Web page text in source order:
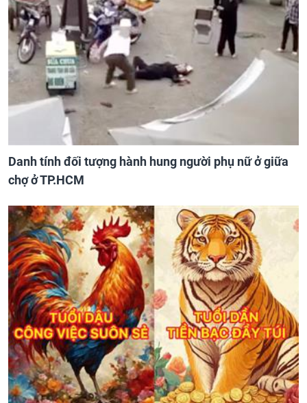
Danh tính đối tượng hành hung người phụ nữ ở giữa
chợ ở TP.HCM